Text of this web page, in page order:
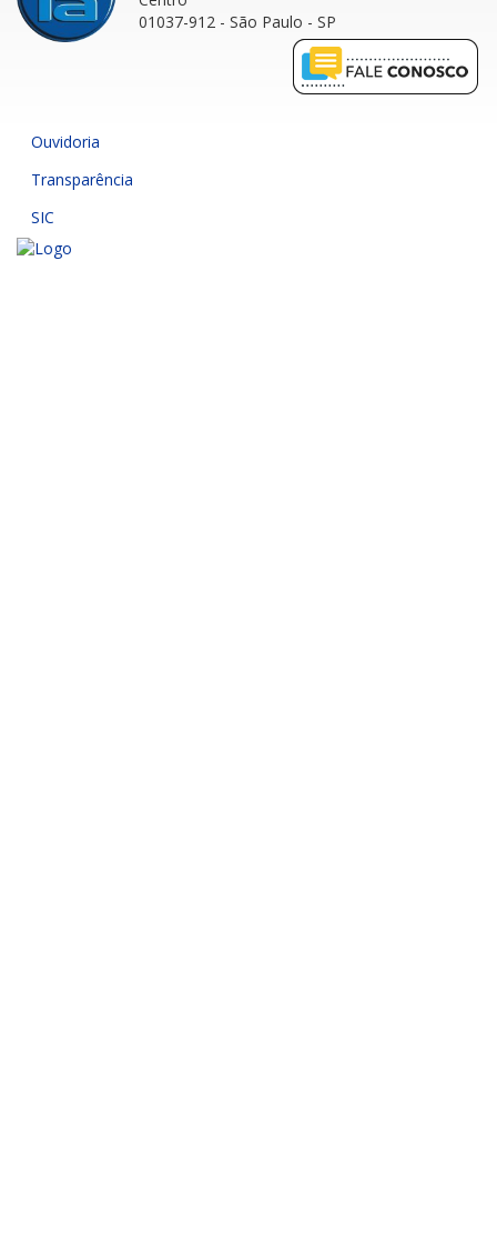
01037-912 - São Paulo - SP
Ouvidoria
Transparência
SIC